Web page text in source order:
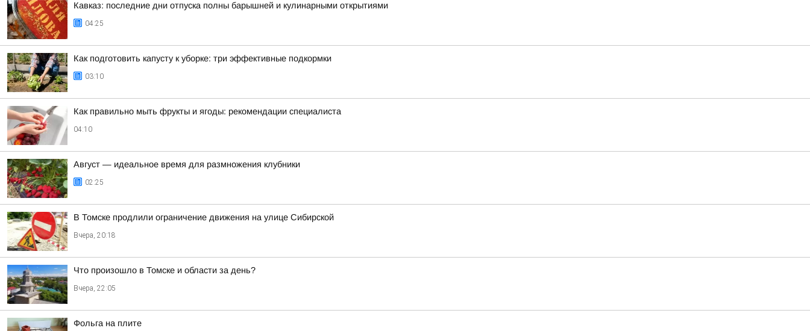
Кавказ: последние дни отпуска полны барышней и кулинарными открытиями
04:25
Как подготовить капусту к уборке: три эффективные подкормки
03:10
Как правильно мыть фрукты и ягоды: рекомендации специалиста
04:10
Август — идеальное время для размножения клубники
02:25
В Томске продлили ограничение движения на улице Сибирской
Вчера, 20:18
Что произошло в Томске и области за день?
Вчера, 22:05
Фольга на плите